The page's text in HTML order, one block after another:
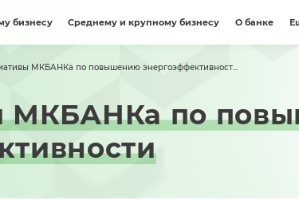
бизнесу Среднему и крупному бизнесу О банке
МКБАНКа по повышению энергоэффективност...
МКБАНКа по